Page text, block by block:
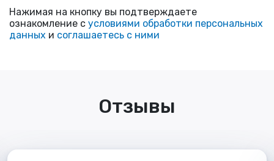
Нажимая на кнопку вы подтверждаете
ознакомление с условиями обработки персональных
данных и соглашаетесь с ними
Отзывы